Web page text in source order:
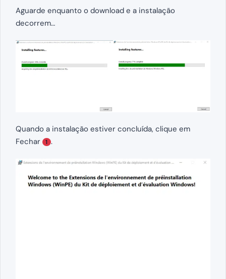
Aguarde enquanto o download e a instalação
decorrem…
Quando a instalação estiver concluída, clique em
Fechar
1 .